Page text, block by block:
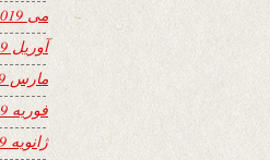
می 2019
آوریل 2019
مارس 2019
فوریه 2019
ژانویه 2019